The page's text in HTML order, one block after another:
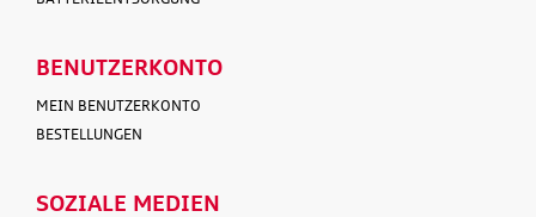
BENUTZERKONTO
MEIN BENUTZERKONTO
BESTELLUNGEN
SOZIALE MEDIEN